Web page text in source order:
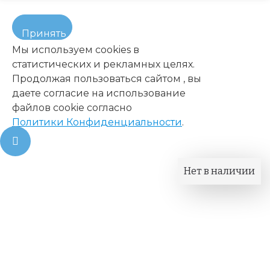
Нет в наличии
Принять
Мы используем cookies в
статистических и рекламных целях.
Продолжая пользоваться сайтом , вы
даете согласие на использование
файлов cookie согласно
Политики Конфиденциальности.